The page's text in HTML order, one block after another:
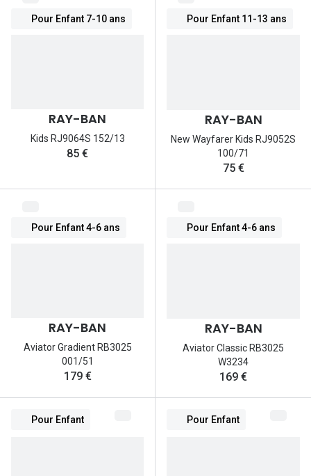
Pour Enfant 7-10 ans
RAY-BAN
Kids RJ9064S 152/13
85 €
Pour Enfant 11-13 ans
RAY-BAN
New Wayfarer Kids RJ9052S
100/71
75 €
Pour Enfant 4-6 ans
RAY-BAN
Aviator Gradient RB3025
001/51
179 €
Pour Enfant 4-6 ans
RAY-BAN
Aviator Classic RB3025
W3234
169 €
Pour Enfant Pour Enfant